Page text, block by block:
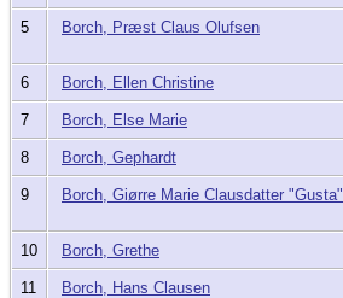
5 Borch, Præst Claus Olufsen
6 Borch, Ellen Christine
7 Borch, Else Marie
8 Borch, Gephardt
9 Borch, Giørre Marie Clausdatter "Gusta"
10 Borch, Grethe
11 Borch, Hans Clausen